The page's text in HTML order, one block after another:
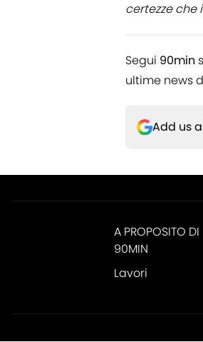
certezze che
Segui 90min
ultime news
Add us
A PROPOSITO DI
90MIN
Lavori